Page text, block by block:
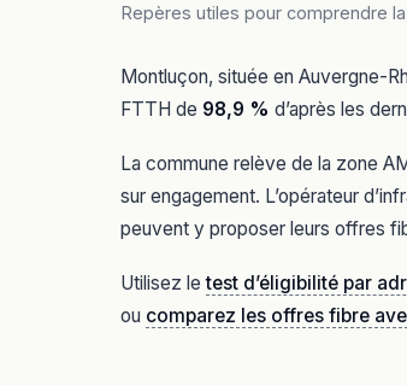
Repères utiles pour comprendre
Montluçon, située en Auvergne-
FTTH de 98,9 % d’après les
La commune relève de la zone
sur engagement. L’opérateur
peuvent y proposer leurs offres
Utilisez letest d’éligibilité par
ou comparez les offres fibre